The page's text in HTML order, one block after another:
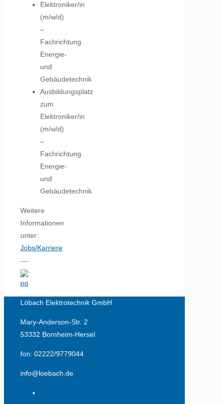
Elektroniker/in
(m/w/d)
–
Fachrichtung
Energie-
und
Gebäudetechnik
Ausbildungsplatz
zum
Elektroniker/in
(m/w/d)
–
Fachrichtung
Energie-
und
Gebäudetechnik
Weitere
Informationen
unter:
Jobs/Karriere
Löbach Elektrotechnik GmbH
Mary-Anderson-Str. 2
53332 Bornheim-Hersel
fon: 02222/9779044
info@loebach.de